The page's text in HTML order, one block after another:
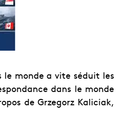
monde a vite séduit les
dans le monde
de Grzegorz Kaliciak,